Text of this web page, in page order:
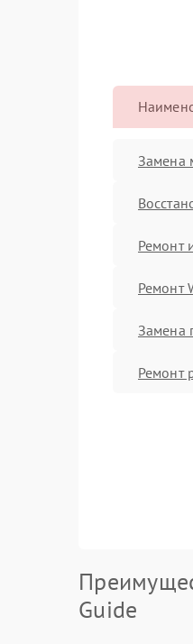
Замена
Ремонт
Ремонт
Замена
Ремонт
Guide